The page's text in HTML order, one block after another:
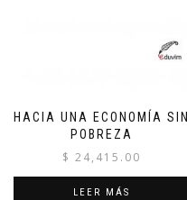
HACIA UNA ECONOMÍA SIN
POBREZA
$ 24,415.00
LEER MÁS